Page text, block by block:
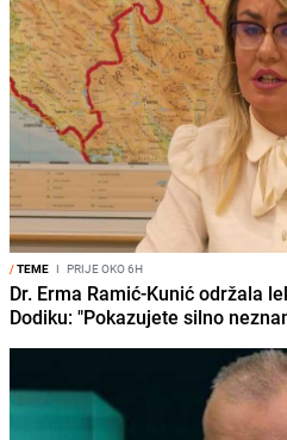
/TEME I PRIJE OKO 6H
Dr. Erma Ramić-Kunić održala
Dodiku: "Pokazujete silno